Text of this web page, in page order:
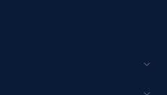
Initial price, Final